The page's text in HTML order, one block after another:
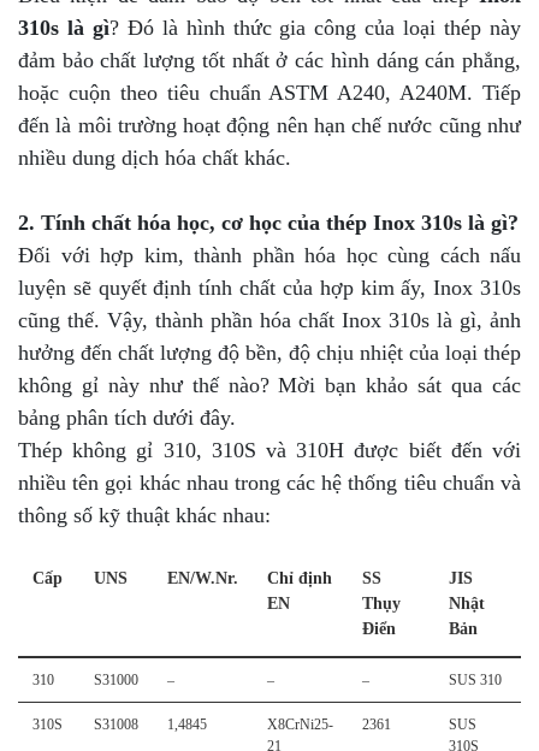
310s là gì? Đó là hình thức gia công của loại thép này
đảm bảo chất lượng tốt nhất ở các hình dáng cán phẳng,
hoặc cuộn theo tiêu chuẩn ASTM A240, A240M. Tiếp
đến là môi trường hoạt động nên hạn chế nước cũng như
nhiều dung dịch hóa chất khác.
2. Tính chất hóa học, cơ học của thép Inox 310s là gì?
Đối với hợp kim, thành phần hóa học cùng cách nấu
luyện sẽ quyết định tính chất của hợp kim ấy, Inox 310s
cũng thế. Vậy, thành phần hóa chất Inox 310s là gì, ảnh
hưởng đến chất lượng độ bền, độ chịu nhiệt của loại thép
không gỉ này như thế nào? Mời bạn khảo sát qua các
bảng phân tích dưới đây.
Thép không gỉ 310, 310S và 310H được biết đến với
nhiều tên gọi khác nhau trong các hệ thống tiêu chuẩn và
thông số kỹ thuật khác nhau:
Cấp UNS EN/W.Nr.
Chỉ định
EN
SS
Thụy
Điển
JIS
Nhật
Bản
310 S31000 – – – SUS 310
310S S31008 1,4845
X8CrNi25-
21
2361
SUS
310S